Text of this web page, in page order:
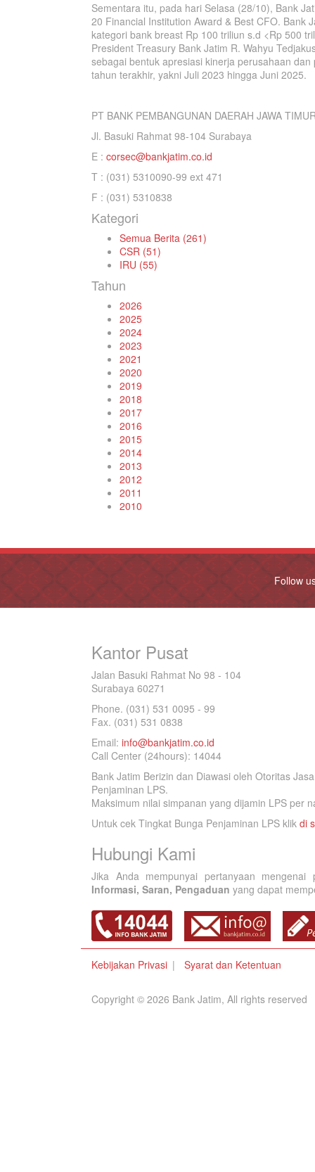
Sementara itu, pada hari Selasa (28/10), Bank
20 Financial Institution Award & Best CFO. Bank
kategori bank breast Rp 100 triliun s.d <Rp 500
President Treasury Bank Jatim R. Wahyu
sebagai bentuk apresiasi kinerja perusahaan
tahun terakhir, yakni Juli 2023 hingga Juni 2025.
PT BANK PEMBANGUNAN DAERAH JAWA
Jl. Basuki Rahmat 98-104 Surabaya
E : corsec@bankjatim.co.id
T : (031) 5310090-99 ext 471
F : (031) 5310838
Kategori
Semua Berita (261)
CSR (51)
IRU (55)
Tahun
2026
2025
2024
2023
2021
2020
2019
2018
2017
2016
2015
2014
2013
2012
2011
2010
Follow
Kantor Pusat
Jalan Basuki Rahmat No 98 - 104
Surabaya 60271
Phone. (031) 531 0095 - 99
Fax. (031) 531 0838
Email: info@bankjatim.co.id
Call Center (24hours): 14044
Bank Jatim Berizin dan Diawasi oleh Otoritas
Penjaminan LPS.
Maksimum nilai simpanan yang dijamin LPS per
Untuk cek Tingkat Bunga Penjaminan LPS klik di
Hubungi Kami
Jika Anda mempunyai pertanyaan
Informasi, Saran, Pengaduan yang dapat
Kebijakan Privasi Syarat dan Ketentuan
Copyright © 2026 Bank Jatim, All rights reserved